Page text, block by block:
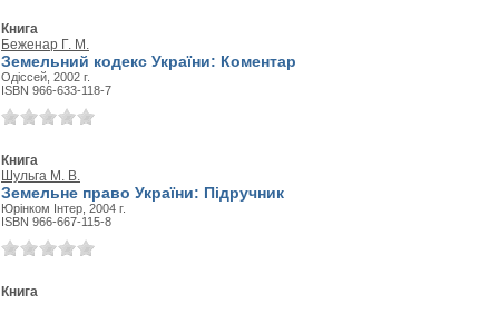
Книга
Беженар Г. М.
Земельний кодекс України: Коментар
Одіссей, 2002 г.
ISBN 966-633-118-7
Книга
Шульга М. В.
Земельне право України: Підручник
Юрінком Інтер, 2004 г.
ISBN 966-667-115-8
Книга